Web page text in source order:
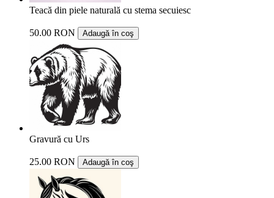
Teacă din piele naturală cu stema secuiesc
50.00 RON Adaugă în coş
Gravură cu Urs
25.00 RON Adaugă în coş